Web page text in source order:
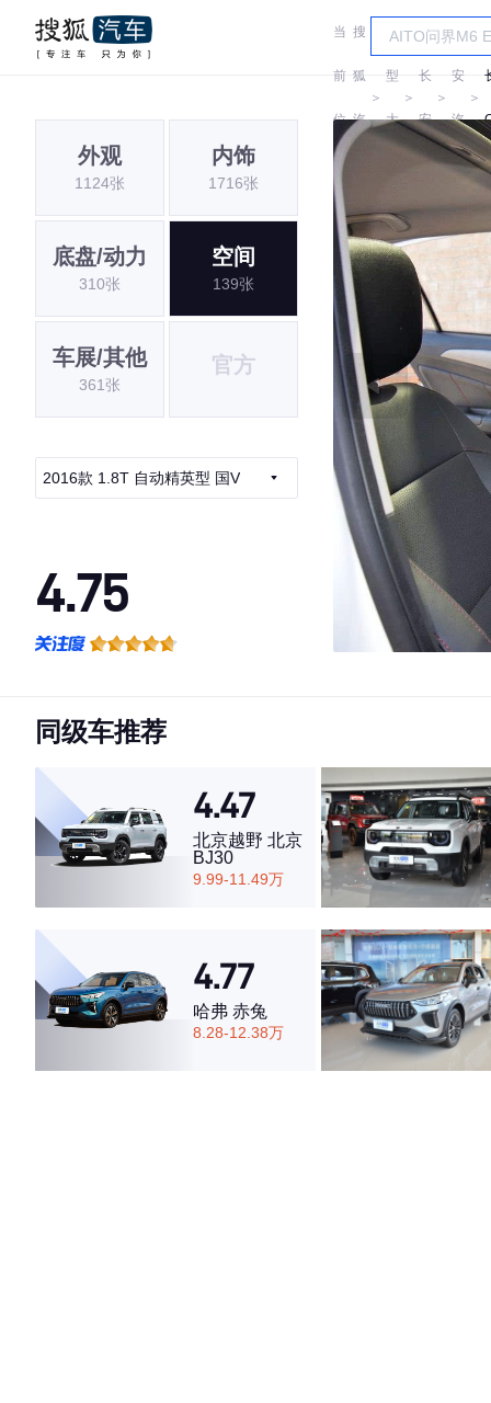
当
前
位
置:
搜
狐
汽
＞
车
型
大
＞
长
安
＞
长
安
汽
车
＞
外观
1124张
内饰
1716张
底盘/动力
310张
空间
139张
车展/其他
361张
官方
2016款 1.8T 自动精英型 国V
4.75
·空间表现较为优秀，优于93%同级车
同级车推荐
4.47
北京越野 北京
BJ30
9.99-11.49万
4.77
哈弗 赤兔
8.28-12.38万